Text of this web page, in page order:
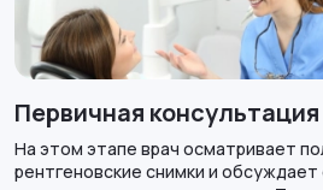
Первичная
На этом этапе врач осматривает
рентгеновские снимки и